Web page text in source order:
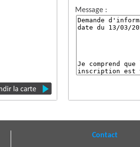
Message :
Contact